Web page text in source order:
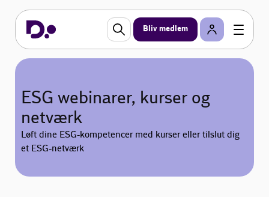
Bliv medlem
ESG webinarer, kurser og
netværk
Løft dine ESG-kompetencer med kurser eller tilslut dig
et ESG-netværk